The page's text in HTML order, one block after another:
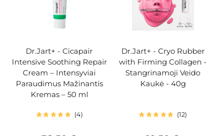
Dr.Jart+ - Cicapair
Intensive Soothing Repair
Cream – Intensyviai
Paraudimus Mažinantis
Kremas – 50 ml
4
Dr.Jart+ - Cryo Rubber
with Firming Collagen -
Stangrinamoji Veido
Kaukė - 40g
12